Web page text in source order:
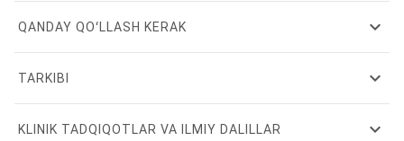
QANDAY QOʻLLASH KERAK expand_more
TARKIBI expand_more
KLINIK TADQIQOTLAR VA ILMIY DALILLAR expand_more